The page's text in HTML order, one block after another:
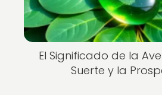
El Significado de la
Suerte y la